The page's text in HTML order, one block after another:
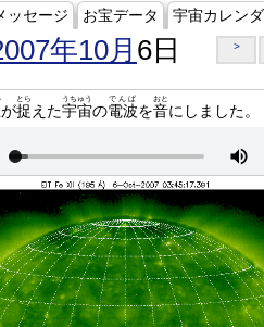
ッセージ お宝データ 宇宙カレン
年10月 6日 >
が捉
とら
えた宇宙
うちゅう
の電波
でんぱ
を音
おと
にしました。